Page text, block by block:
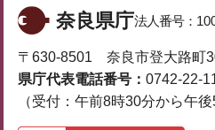
奈良県庁法人番号：
〒630-8501 奈良市登大路町
県庁代表電話番号： 0742-22-
（受付：午前8時30分から午後